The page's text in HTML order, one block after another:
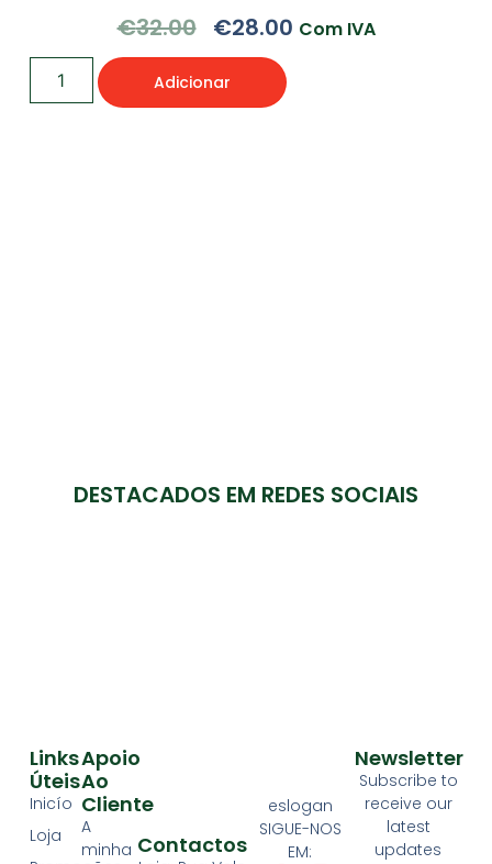
€32.00 €28.00 Com IVA
Adicionar
DESTACADOS EM REDES SOCIAIS
eslogan
SIGUE-NOS
EM:
Apoio
Ao
Cliente
A
minha
Links
Úteis
Inicío
Loja
Contactos
Newsletter
Subscribe to
receive our
latest
updates